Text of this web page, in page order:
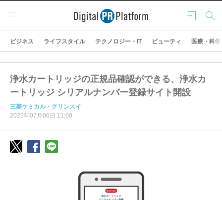
ログ
イン
検索
メニ
ュー
ビジネス ライフスタイル テクノロジー・IT ビューティ 医療・科学
浄水カートリッジの正規品確認ができる、浄水カ
ートリッジ シリアルナンバー登録サイト開設
三菱ケミカル・クリンスイ
2023年07月06日 11:00